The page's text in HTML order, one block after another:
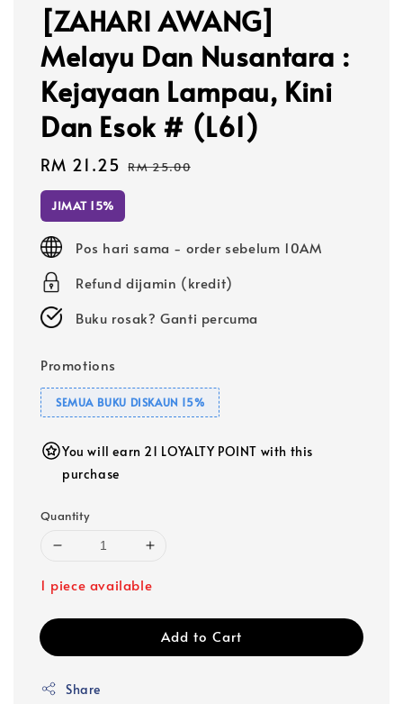
[ZAHARI AWANG]
Melayu Dan Nusantara :
Kejayaan Lampau, Kini
Dan Esok # (L61)
Sale
price
RM 21.25 Regular
RM 25.00
JIMAT 15%
Pos hari sama - order sebelum 10AM
Refund dijamin (kredit)
Buku rosak? Ganti percuma
Promotions
SEMUA BUKU DISKAUN 15%
You will earn 21 LOYALTY POINT with this
purchase
Quantity
1 piece available
Add to Cart
Share